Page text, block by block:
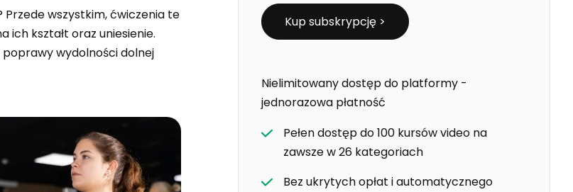
wszystkim, ćwiczenia te
ich kształt oraz uniesienie.
wydolności dolnej
Kup subskrypcję >
Nielimitowany dostęp do platformy -
jednorazowa płatność
Pełen dostęp do 100 kursów video na
zawsze w 26 kategoriach
Bez ukrytych opłat i automatycznego